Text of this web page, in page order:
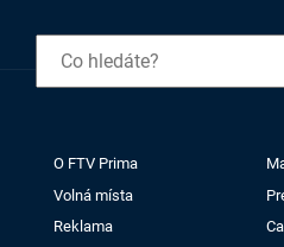
O FTV Prima
Volná místa
Reklama